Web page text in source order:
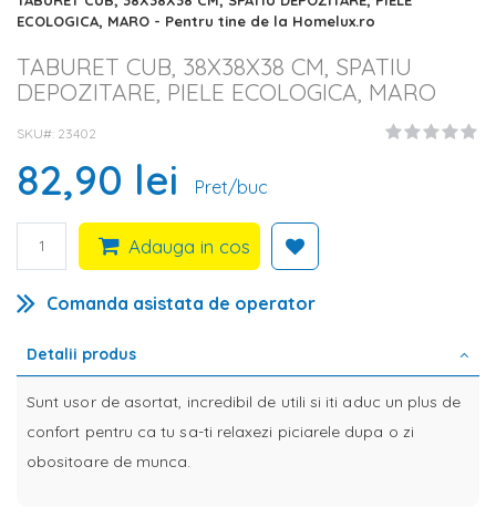
to
beginning
of
the
gallery
ECOLOGICA, MARO - Pentru tine de la Homelux.ro
TABURET CUB, 38X38X38 CM, SPATIU
DEPOZITARE, PIELE ECOLOGICA, MARO
SKU# 23402
82,90 lei Pret/buc
Adauga in cos
Comanda asistata de operator
Detalii produs
Sunt usor de asortat, incredibil de utili si iti aduc un plus de
confort pentru ca tu sa-ti relaxezi piciarele dupa o zi
obositoare de munca.